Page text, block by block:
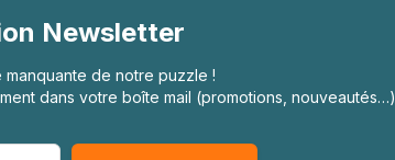
Newsletter
de notre puzzle !
dans votre boîte mail (promotions, nouveautés…)